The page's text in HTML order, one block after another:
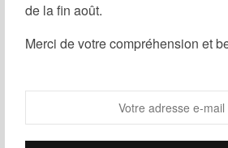
de la fin août.
Merci de votre compréhension et
AJOUTER LA CEINTURE ASSORTIE : ( 28,00
Ajouter au panier